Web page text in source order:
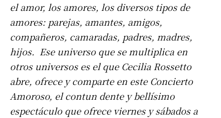
el amor, los amores, los diversos tipos de
amores: parejas, amantes, amigos,
compañeros, camaradas, padres, madres,
hijos. Ese universo que se multiplica en
otros universos es el que Cecilia Rossetto
abre, ofrece y comparte en este Concierto
Amoroso, el contun dente y bellísimo
espectáculo que ofrece viernes y sábados a